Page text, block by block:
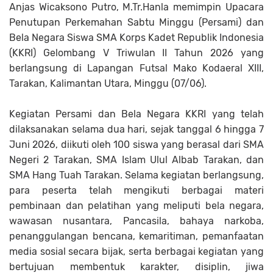
Anjas Wicaksono Putro, M.Tr.Hanla memimpin Upacara
Penutupan Perkemahan Sabtu Minggu (Persami) dan
Bela Negara Siswa SMA Korps Kadet Republik Indonesia
(KKRI) Gelombang V Triwulan II Tahun 2026 yang
berlangsung di Lapangan Futsal Mako Kodaeral XIII,
Tarakan, Kalimantan Utara, Minggu (07/06).
Kegiatan Persami dan Bela Negara KKRI yang telah
dilaksanakan selama dua hari, sejak tanggal 6 hingga 7
Juni 2026, diikuti oleh 100 siswa yang berasal dari SMA
Negeri 2 Tarakan, SMA Islam Ulul Albab Tarakan, dan
SMA Hang Tuah Tarakan. Selama kegiatan berlangsung,
para peserta telah mengikuti berbagai materi
pembinaan dan pelatihan yang meliputi bela negara,
wawasan nusantara, Pancasila, bahaya narkoba,
penanggulangan bencana, kemaritiman, pemanfaatan
media sosial secara bijak, serta berbagai kegiatan yang
bertujuan membentuk karakter, disiplin, jiwa